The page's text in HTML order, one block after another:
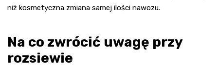
niż kosmetyczna zmiana samej ilości nawozu.
Na co zwrócić uwagę przy
rozsiewie